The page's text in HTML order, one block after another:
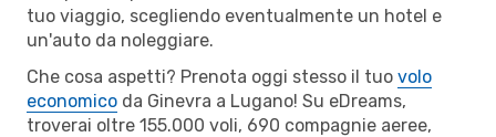
tuo viaggio, scegliendo eventualmente un hotel e
un'auto da noleggiare.
Che cosa aspetti? Prenota oggi stesso il tuo volo
economico da Ginevra a Lugano! Su eDreams,
troverai oltre 155.000 voli, 690 compagnie aeree,